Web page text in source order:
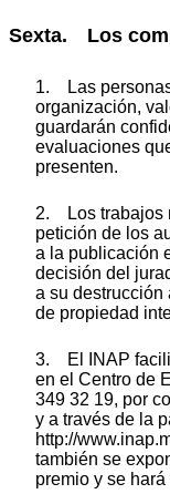
Sexta. Los
1. Las
organización,
guardarán
evaluaciones
presenten.
2. Los trabajos
petición de los
a la publicación
decisión del
a su destrucción
de propiedad
3. El INAP
en el Centro de
349 32 19, por
y a través de la
http://
también se
premio y se